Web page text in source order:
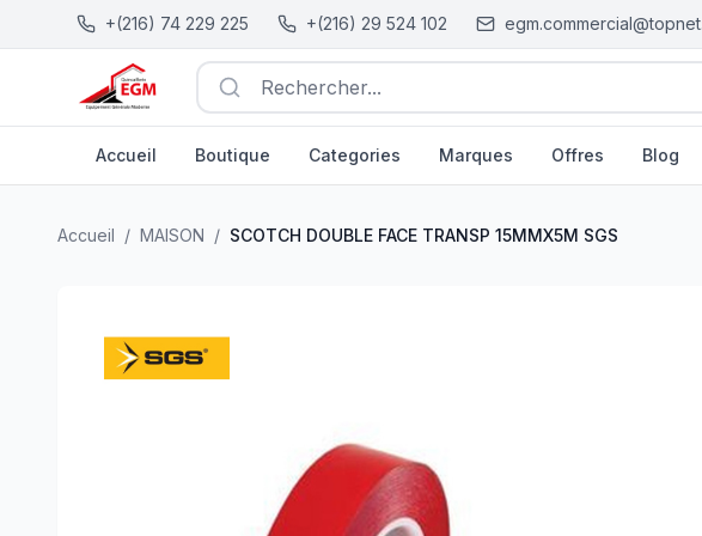
+(216) 74 229 225 +(216) 29 524 102
Rechercher...
Accueil Boutique Categories Marques Offres Blog
Accueil / MAISON / SCOTCH DOUBLE FACE TRANSP 15MMX5M SGS